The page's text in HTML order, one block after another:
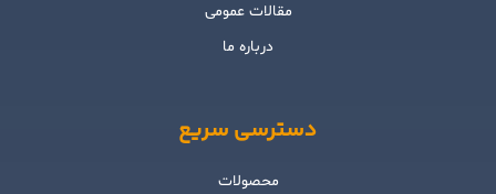
مقالات عمومی
درباره ما
دسترسی سریع
محصولات